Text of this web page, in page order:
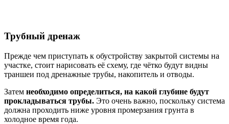
Трубный дренаж
Прежде чем приступать к обустройству закрытой системы на
участке, стоит нарисовать её схему, где чётко будут видны
траншеи под дренажные трубы, накопитель и отводы.
Затем необходимо определиться, на какой глубине будут
прокладываться трубы. Это очень важно, поскольку система
должна проходить ниже уровня промерзания грунта в
холодное время года.